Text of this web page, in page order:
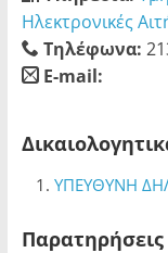
Ηλεκτρονικές
Τηλέφωνα:
E-mail:
ΥΠΕΥΘΥΝΗ
Παρατηρήσεις